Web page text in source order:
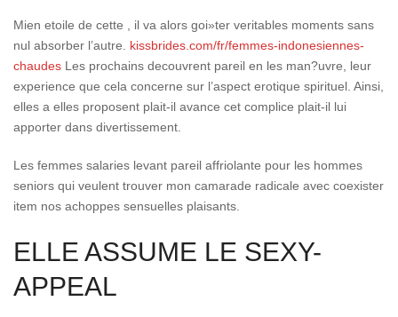
Mien etoile de cette , il va alors goi»ter veritables moments sans
nul absorber l’autre. kissbrides.com/fr/femmes-indonesiennes-
chaudes Les prochains decouvrent pareil en les man?uvre, leur
experience que cela concerne sur l’aspect erotique spirituel. Ainsi,
elles a elles proposent plait-il avance cet complice plait-il lui
apporter dans divertissement.
Les femmes salaries levant pareil affriolante pour les hommes
seniors qui veulent trouver mon camarade radicale avec coexister
item nos achoppes sensuelles plaisants.
ELLE ASSUME LE SEXY-
APPEAL